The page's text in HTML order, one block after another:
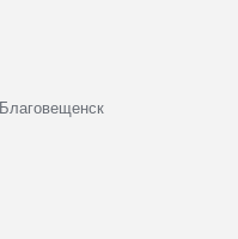
Благовещенск